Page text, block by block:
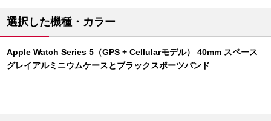
選択した機種・カラー
Apple Watch Series 5（GPS + Cellularモデル） 40mm スペース
グレイアルミニウムケースとブラックスポーツバンド